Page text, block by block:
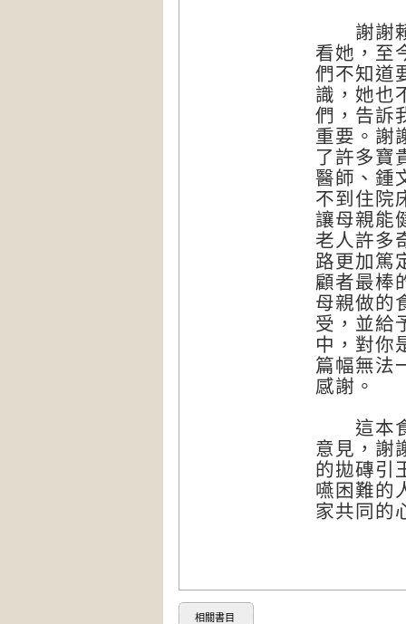
謝謝賴
看她，至
們不知道
識，她也
們，告訴
重要。謝
了許多寶
醫師、鍾
不到住院
讓母親能
老人許多
路更加篤
顧者最棒
母親做的
受，並給
中，對你
篇幅無法
感謝。
這本食
意見，謝
的拋磚引
嚥困難的
家共同的
相關書目